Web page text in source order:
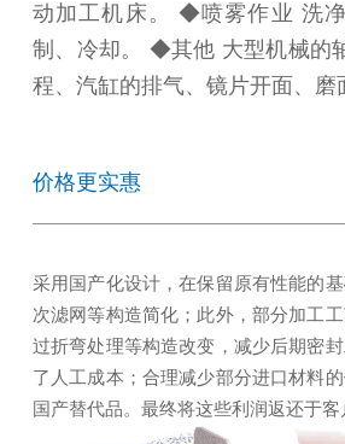
动加工机床。 ◆喷雾作业 洗
制、冷却。 ◆其他 大型机械的
程、汽缸的排气、镜片开面、磨
价格更实惠
采用国产化设计，在保留原有性能的
次滤网等构造简化；此外，部分加工
过折弯处理等构造改变，减少后期密
了人工成本；合理减少部分进口材料
国产替代品。最终将这些利润返还于客